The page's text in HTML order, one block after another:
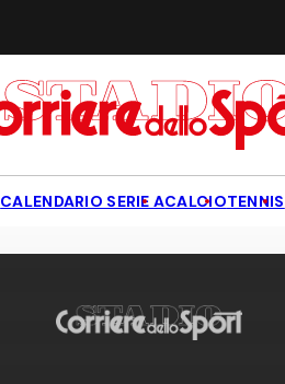
CALENDARIO SERIE ACALCIOTENNIS